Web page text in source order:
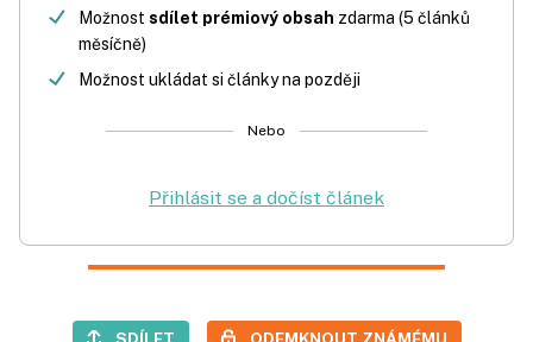
Možnost sdílet prémiový obsah zdarma (5 článků
měsíčně)
Možnost ukládat si články na později
Nebo
Přihlásit se a dočíst článek